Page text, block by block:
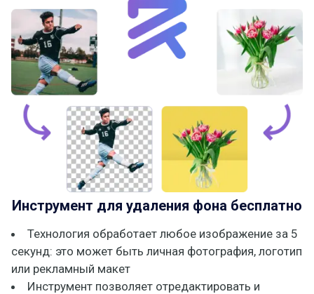
Инструмент для удаления фона бесплатно
Технология обработает любое изображение за 5
секунд: это может быть личная фотография, логотип
или рекламный макет
Инструмент позволяет отредактировать и